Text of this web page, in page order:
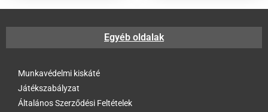
Egyéb oldalak
Munkavédelmi kiskáté
Játékszabályzat
Általános Szerződési Feltételek